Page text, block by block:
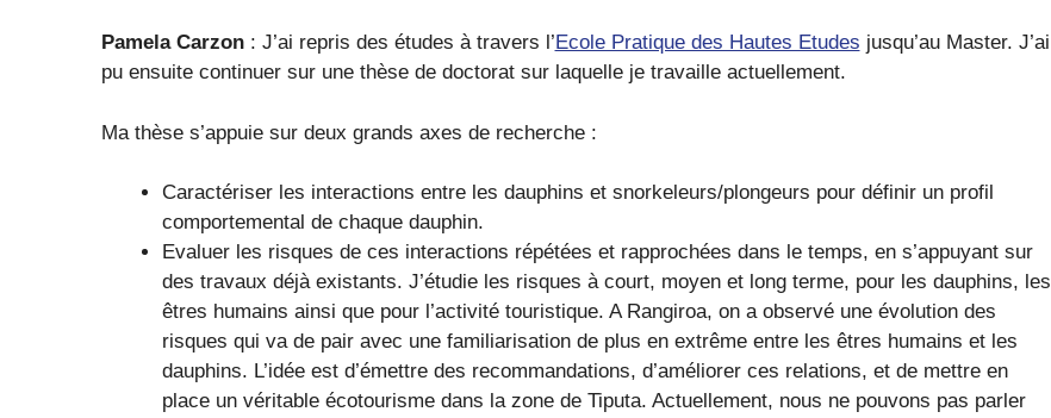
Pamela Carzon : J’ai repris des études à travers l’Ecole Pratique des Hautes Etudes jusqu’au Master. J’ai
pu ensuite continuer sur une thèse de doctorat sur laquelle je travaille actuellement.
Ma thèse s’appuie sur deux grands axes de recherche :
Caractériser les interactions entre les dauphins et snorkeleurs/plongeurs pour définir un profil
comportemental de chaque dauphin.
Evaluer les risques de ces interactions répétées et rapprochées dans le temps, en s’appuyant sur
des travaux déjà existants. J’étudie les risques à court, moyen et long terme, pour les dauphins, les
êtres humains ainsi que pour l’activité touristique. A Rangiroa, on a observé une évolution des
risques qui va de pair avec une familiarisation de plus en extrême entre les êtres humains et les
dauphins. L’idée est d’émettre des recommandations, d’améliorer ces relations, et de mettre en
place un véritable écotourisme dans la zone de Tiputa. Actuellement, nous ne pouvons pas parler